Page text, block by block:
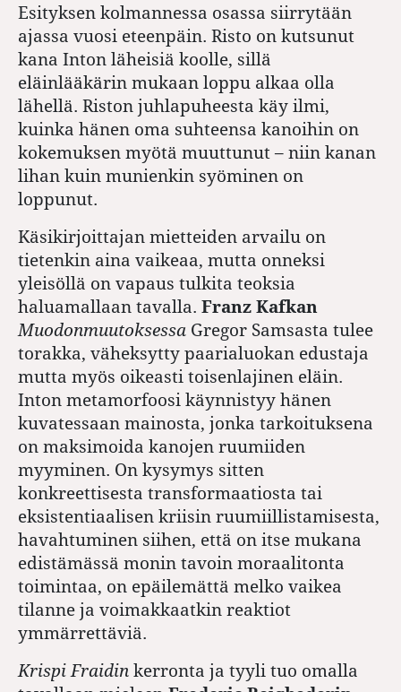
Esityksen kolmannessa osassa siirrytään
ajassa vuosi eteenpäin. Risto on kutsunut
kana Inton läheisiä koolle, sillä
eläinlääkärin mukaan loppu alkaa olla
lähellä. Riston juhlapuheesta käy ilmi,
kuinka hänen oma suhteensa kanoihin on
kokemuksen myötä muuttunut – niin kanan
lihan kuin munienkin syöminen on
loppunut.
Käsikirjoittajan mietteiden arvailu on
tietenkin aina vaikeaa, mutta onneksi
yleisöllä on vapaus tulkita teoksia
haluamallaan tavalla. Franz Kafkan
Muodonmuutoksessa Gregor Samsasta tulee
torakka, väheksytty paarialuokan edustaja
mutta myös oikeasti toisenlajinen eläin.
Inton metamorfoosi käynnistyy hänen
kuvatessaan mainosta, jonka tarkoituksena
on maksimoida kanojen ruumiiden
myyminen. On kysymys sitten
konkreettisesta transformaatiosta tai
eksistentiaalisen kriisin ruumiillistamisesta,
havahtuminen siihen, että on itse mukana
edistämässä monin tavoin moraalitonta
toimintaa, on epäilemättä melko vaikea
tilanne ja voimakkaatkin reaktiot
ymmärrettäviä.
Krispi Fraidin kerronta ja tyyli tuo omalla